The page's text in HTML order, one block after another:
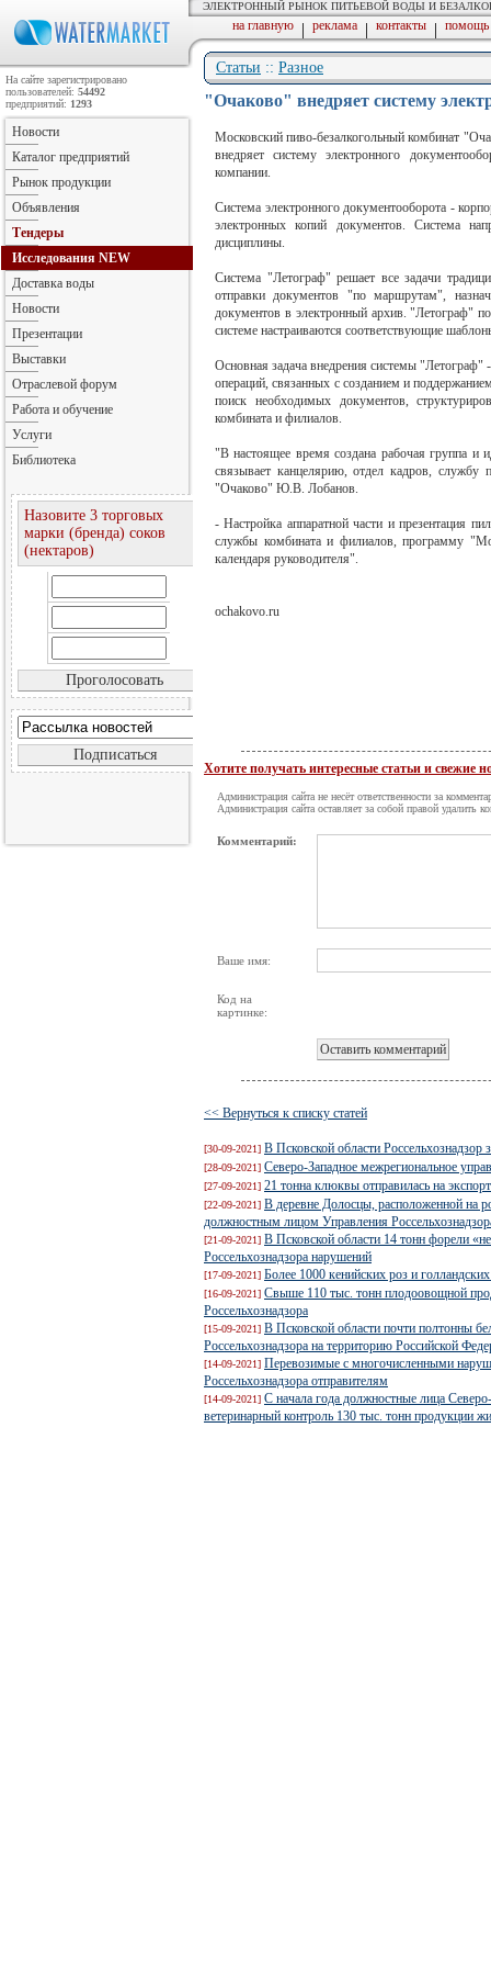
ЭЛЕКТРОННЫЙ РЫНОК ПИТЬЕВОЙ ВОДЫ И
на главную | реклама | контакты | помощь
Статьи :: Разное
"Очаково" внедряет систему
Московский пиво-безалкогольный комбинат
внедряет систему электронного
компании.
Система электронного документооборота -
электронных копий документов. Система
дисциплины.
Система "Летограф" решает все задачи
отправки документов "по маршрутам",
документов в электронный архив. "Летограф"
системе настраиваются соответствующие
Основная задача внедрения системы "Летограф"
операций, связанных с созданием и
поиск необходимых документов,
комбината и филиалов.
"В настоящее время создана рабочая группа и
связывает канцелярию, отдел кадров,
"Очаково" Ю.В. Лобанов.
- Настройка аппаратной части и презентация
службы комбината и филиалов, программу
календаря руководителя".
ochakovo.ru
Хотите получать интересные статьи и свежие
Администрация сайта не несёт ответственности за
Администрация сайта оставляет за собой правой удалить
Комментарий:
Ваше имя:
Код на
картинке:
<< Вернуться к списку статей
[30-09-2021] В Псковской области
[28-09-2021] Северо-Западное межрегиональное
[27-09-2021] 21 тонна клюквы отправилась на
[22-09-2021] В деревне Долосцы, расположенной на
должностным лицом Управления
[21-09-2021] В Псковской области 14 тонн форели
Россельхознадзора нарушений
[17-09-2021] Более 1000 кенийских роз и
[16-09-2021] Свыше 110 тыс. тонн плодоовощной
Россельхознадзора
[15-09-2021] В Псковской области почти полтонны
Россельхознадзора на территорию Российской
[14-09-2021] Перевозимые с многочисленными
Россельхознадзора отправителям
[14-09-2021] С начала года должностные лица
ветеринарный контроль 130 тыс. тонн продукции
На сайте зарегистрировано
пользователей: 54492
предприятий: 1293
Новости
Каталог предприятий
Рынок продукции
Объявления
Тендеры
Исследования NEW
Доставка воды
Новости
Презентации
Выставки
Отраслевой форум
Работа и обучение
Услуги
Библиотека
Назовите 3 торговых
марки (бренда) соков
(нектаров)